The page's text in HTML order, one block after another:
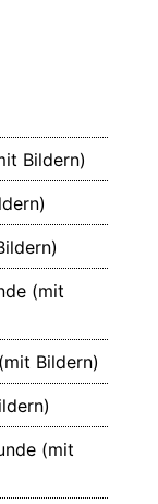
Bildern)
(mit
Bildern)
(mit